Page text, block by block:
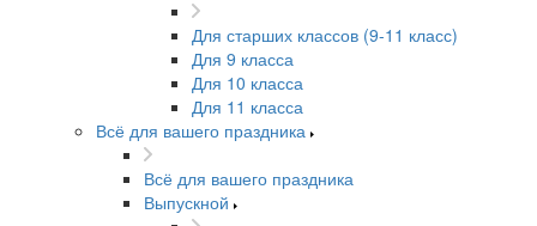
Для старших классов (9-11 класс)
Для 9 класса
Для 10 класса
Для 11 класса
Всё для вашего праздника
Всё для вашего праздника
Выпускной